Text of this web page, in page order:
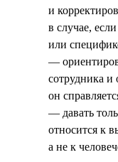
и
в случае,
или
—
сотрудника и
он
— давать
относится к
а не к